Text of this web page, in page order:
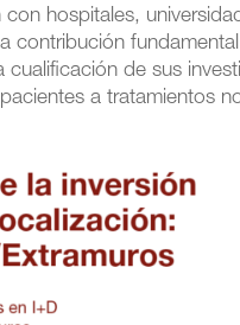
hospitales,
contribución
de sus
a tratamientos